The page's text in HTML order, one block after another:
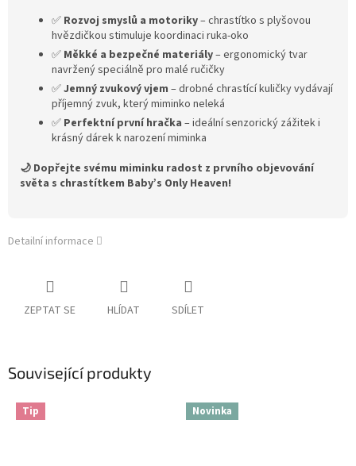
✅ Rozvoj smyslů a motoriky– chrastítko s plyšovou
hvězdičkou stimuluje koordinaci ruka-oko
✅ Měkké a bezpečné materiály– ergonomický tvar
navržený speciálně pro malé ručičky
✅Jemný zvukový vjem – drobné chrastící kuličky vydávají
příjemný zvuk, který miminko neleká
✅ Perfektní první hračka – ideální senzorický zážitek i
krásný dárek k narození miminka
🌙 Dopřejte svému miminku radost z prvního objevování
světa s chrastítkem Baby’s Only Heaven!
Detailní informace
ZEPTAT SE HLÍDAT SDÍLET
Související produkty
Tip Novinka